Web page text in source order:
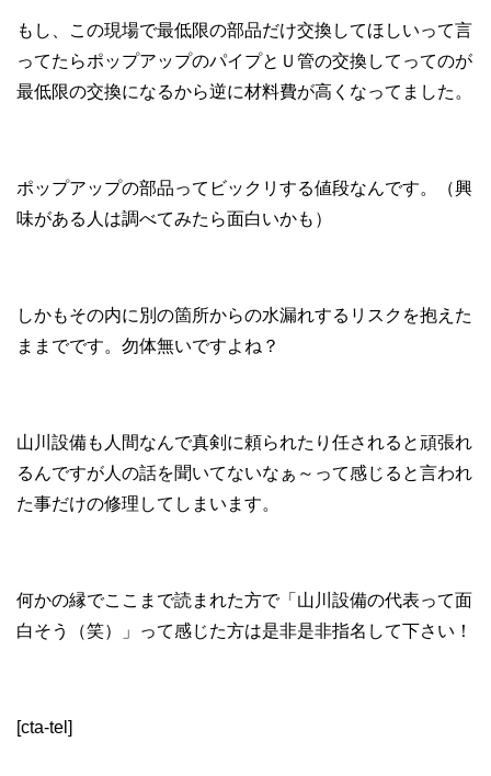
もし、この現場で最低限の部品だけ交換してほしいって言
ってたらポップアップのパイプとＵ管の交換してってのが
最低限の交換になるから逆に材料費が高くなってました。
ポップアップの部品ってビックリする値段なんです。（興
味がある人は調べてみたら面白いかも）
しかもその内に別の箇所からの水漏れするリスクを抱えた
ままでです。勿体無いですよね？
山川設備も人間なんで真剣に頼られたり任されると頑張れ
るんですが人の話を聞いてないなぁ～って感じると言われ
た事だけの修理してしまいます。
何かの縁でここまで読まれた方で「山川設備の代表って面
白そう（笑）」って感じた方は是非是非指名して下さい！
[cta-tel]